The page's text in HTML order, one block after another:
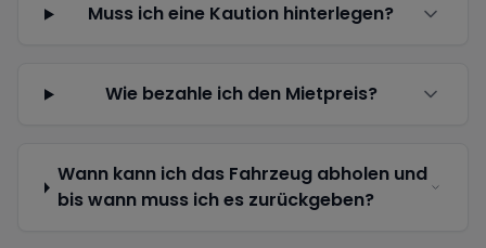
Muss ich eine Kaution hinterlegen?
Wie bezahle ich den Mietpreis?
Wann kann ich das Fahrzeug abholen und
bis wann muss ich es zurückgeben?